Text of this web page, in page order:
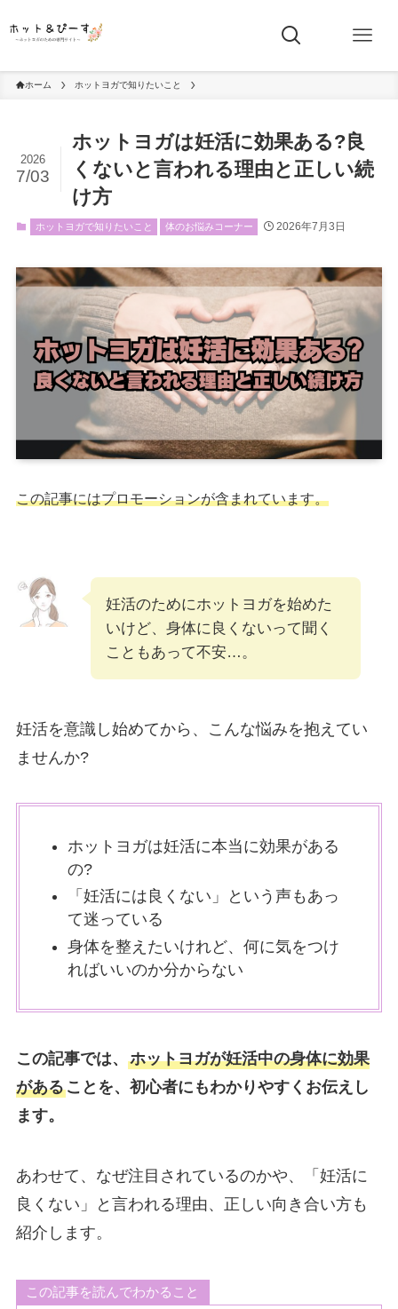
ホーム ホットヨガで知りたいこと
ホットヨガは妊活に効果ある?良
くないと言われる理由と正しい続
け方
2026
7/03
ホットヨガで知りたいこと 体のお悩みコーナー 2026年7月3日
この記事にはプロモーションが含まれています。
妊活のためにホットヨガを始めた
いけど、身体に良くないって聞く
こともあって不安…。
妊活を意識し始めてから、こんな悩みを抱えてい
ませんか?
ホットヨガは妊活に本当に効果がある
の?
「妊活には良くない」という声もあっ
て迷っている
身体を整えたいけれど、何に気をつけ
ればいいのか分からない
この記事では、 ホットヨガが妊活中の身体に効果
があること を、初心者にもわかりやすくお伝えし
ます。
あわせて、なぜ注目されているのかや、「妊活に
良くない」と言われる理由、正しい向き合い方も
紹介します。
この記事を読んでわかること